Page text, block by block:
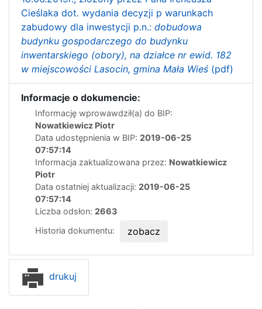
Cieślaka dot. wydania decyzji p warunkach
zabudowy dla inwestycji p.n.: dobudowa
budynku gospodarczego do budynku
inwentarskiego (obory), na działce nr ewid. 182
w miejscowości Lasocin, gmina Mała Wieś (pdf)
Informacje o dokumencie:
Informację wprowawdził(a) do BIP:
Nowatkiewicz Piotr
Data udostępnienia w BIP: 2019-06-25
07:57:14
Informacja zaktualizowana przez: Nowatkiewicz
Piotr
Data ostatniej aktualizacji: 2019-06-25
07:57:14
Liczba odsłon: 2663
Historia dokumentu:
zobacz
drukuj